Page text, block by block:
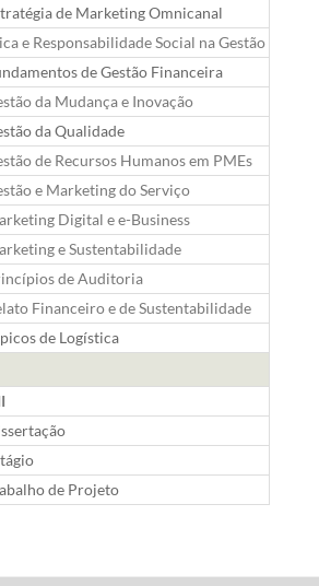
de Marketing Omnicanal
e Responsabilidade Social na Gestão
de Gestão Financeira
da Mudança e Inovação
da Qualidade
de Recursos Humanos em PMEs
e Marketing do Serviço
Digital e e-Business
e Sustentabilidade
de Auditoria
Financeiro e de Sustentabilidade
de Logística
de Projeto